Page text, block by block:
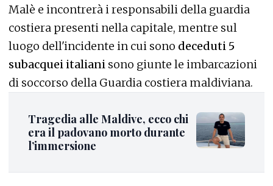
Malè e incontrerà i responsabili della guardia
costiera presenti nella capitale, mentre sul
luogo dell'incidente in cui sono deceduti 5
subacquei italiani sono giunte le imbarcazioni
di soccorso della Guardia costiera maldiviana.
Tragedia alle Maldive, ecco chi
era il padovano morto durante
l’immersione